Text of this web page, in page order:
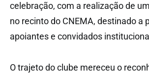
celebração, com a realização de
no recinto do CNEMA, destinado a
apoiantes e convidados
O trajeto do clube mereceu o